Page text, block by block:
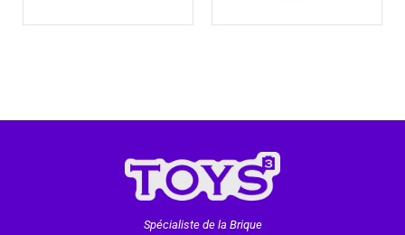
Spécialiste de la Brique